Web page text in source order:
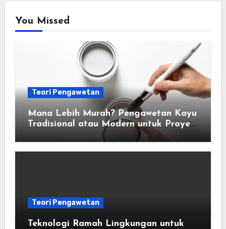
You Missed
Teori Pengawetan
Mana Lebih Murah? Pengawetan Kayu
Tradisional atau Modern untuk Proyek
Teori Pengawetan
Teknologi Ramah Lingkungan untuk